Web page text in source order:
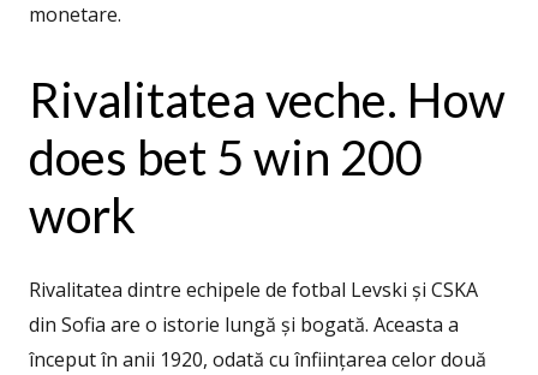
monetare.
Rivalitatea veche. How
does bet 5 win 200
work
Rivalitatea dintre echipele de fotbal Levski și CSKA
din Sofia are o istorie lungă și bogată. Aceasta a
început în anii 1920, odată cu înființarea celor două